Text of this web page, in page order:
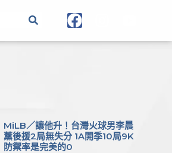
MiLB／讓他升！台灣火球男李晨
薰後援2局無失分 1A開季10局9K
防禦率是完美的0